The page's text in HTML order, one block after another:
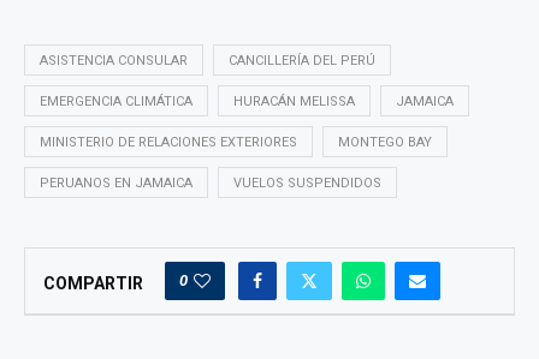
ASISTENCIA CONSULAR CANCILLERÍA DEL PERÚ
EMERGENCIA CLIMÁTICA HURACÁN MELISSA JAMAICA
MINISTERIO DE RELACIONES EXTERIORES MONTEGO BAY
PERUANOS EN JAMAICA VUELOS SUSPENDIDOS
COMPARTIR 0